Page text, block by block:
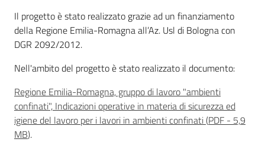
Il progetto è stato realizzato grazie ad un finanziamento
della Regione Emilia-Romagna all’Az. Usl di Bologna con
DGR 2092/2012.
Nell'ambito del progetto è stato realizzato il documento:
Regione Emilia-Romagna, gruppo di lavoro "ambienti
confinati", Indicazioni operative in materia di sicurezza ed
igiene del lavoro per i lavori in ambienti confinati(PDF - 5,9
MB).